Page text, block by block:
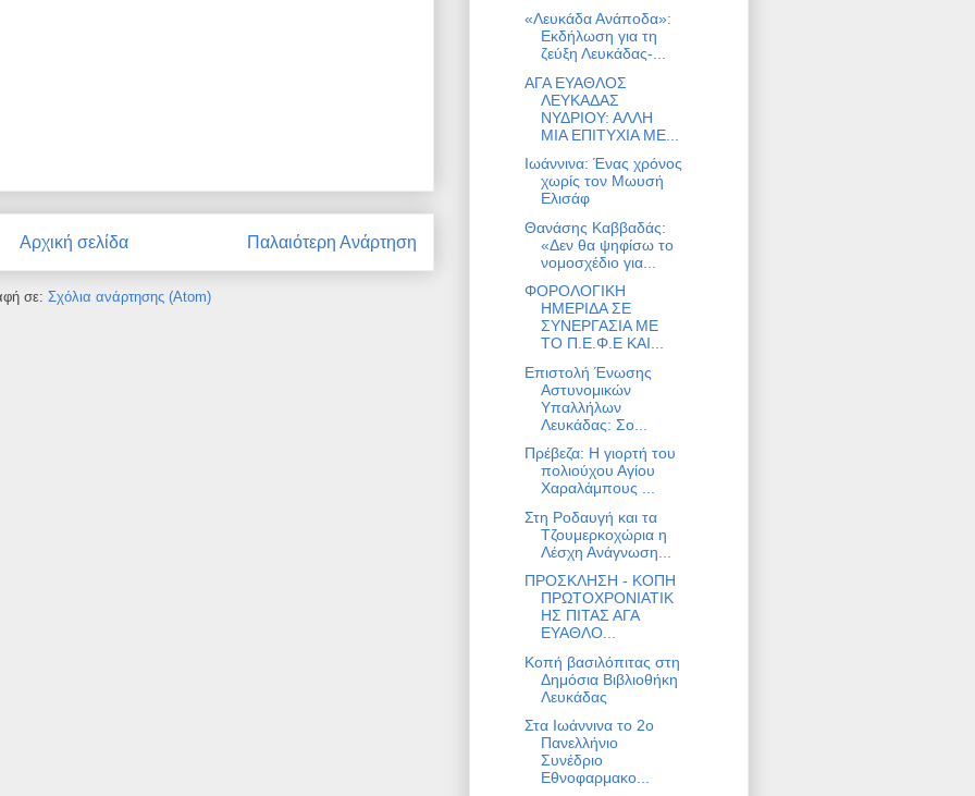
Παλαιότερη Ανάρτηση
Αρχική σελίδα
σε: Σχόλια ανάρτησης (Atom)
«Λευκάδα Ανάποδα»:
Εκδήλωση για τη
ζεύξη Λευκάδας-...
ΑΓΑ ΕΥΑΘΛΟΣ
ΛΕΥΚΑΔΑΣ
ΝΥΔΡΙΟΥ: ΑΛΛΗ
ΜΙΑ ΕΠΙΤΥΧΙΑ ΜΕ...
Ιωάννινα: Ένας χρόνος
χωρίς τον Μωυσή
Ελισάφ
Θανάσης Καββαδάς:
«Δεν θα ψηφίσω το
νομοσχέδιο για...
ΦΟΡΟΛΟΓΙΚΗ
ΗΜΕΡΙΔΑ ΣΕ
ΣΥΝΕΡΓΑΣΙΑ ΜΕ
ΤΟ Π.Ε.Φ.Ε ΚΑΙ...
Επιστολή Ένωσης
Αστυνομικών
Υπαλλήλων
Λευκάδας: Σο...
Πρέβεζα: Η γιορτή του
πολιούχου Αγίου
Χαραλάμπους ...
Στη Ροδαυγή και τα
Τζουμερκοχώρια η
Λέσχη Ανάγνωση...
ΠΡΟΣΚΛΗΣΗ - ΚΟΠΗ
ΠΡΩΤΟΧΡΟΝΙΑΤΙΚ
ΗΣ ΠΙΤΑΣ ΑΓΑ
ΕΥΑΘΛΟ...
Κοπή βασιλόπιτας στη
Δημόσια Βιβλιοθήκη
Λευκάδας
Στα Ιωάννινα το 2ο
Πανελλήνιο
Συνέδριο
Εθνοφαρμακο...